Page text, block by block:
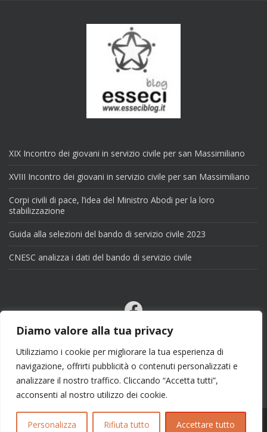
Diamo valore alla tua privacy
Utilizziamo i cookie per migliorare la tua esperienza di
navigazione, offrirti pubblicità o contenuti personalizzati e
analizzare il nostro traffico. Cliccando “Accetta tutti”,
acconsenti al nostro utilizzo dei cookie.
Personalizza Rifiuta tutto Accettare tutto
XIX Incontro dei giovani in servizio civile per san Massimiliano
XVIII Incontro dei giovani in servizio civile per san Massimiliano
Corpi civili di pace, l’idea del Ministro Abodi per la loro
stabilizzazione
Guida alla selezioni del bando di servizio civile 2023
CNESC analizza i dati del bando di servizio civile
Facebook
Email
X
Copyright 2025 | info@esseciblog.it | Tema perColorlibDisegnato da